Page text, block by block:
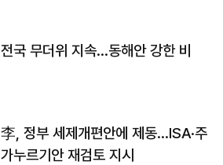
전국 무더위 지속…동해안 강한 비
李, 정부 세제개편안에 제동…ISA·주
가누르기안 재검토 지시